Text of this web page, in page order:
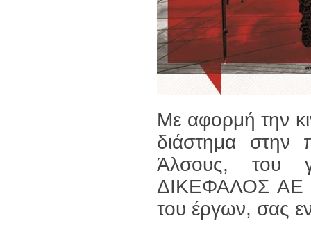
Με αφορμή την
διάστημα στην
Άλσους, του
ΔΙΚΕΦΑΛΟΣ ΑΕ
του έργων, σας